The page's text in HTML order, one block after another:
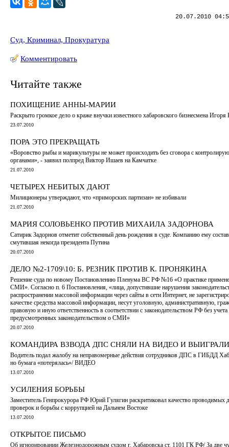
20.07.2010
Суд, Криминал, Прокуратура
Комментировать
Читайте также
ПОХИЩЕНИЕ АННЫ-МАРИИ
Раскрыто громкое дело о краже внучки известного хабаровского бизнесмена
23.07.2010
ПОРА ЭТО ПРЕКРАЩАТЬ
«Воровство рыбы и марикультуры не может происходить без сговора с
органами», - заявил полпред Виктор Ишаев на Камчатке
21.07.2010
ЧЕТЫРЕХ НЕБИТЫХ ДАЮТ
Милиционеры утверждают, что «приморских партизан» не избивали
21.07.2010
МАРИЯ СОЛОВЬЕНКО ПРОТИВ МИХАИЛА ЗАДОРНОВА
Сатирик Задорнов отметит собственный день рождения в суде. Компанию ему
смутившая некогда президента Путина
20.07.2010
ДЕЛО №2-1709\10: Б. РЕЗНИК ПРОТИВ К. ПРОНЯКИНА
Решение суда по новому Постановлению Пленума ВС РФ №16 «О практике
СМИ». Согласно п. 6 Постановления, «лица, допустившие нарушения
распространении массовой информации через сайты в сети Интернет, не
качестве средства массовой информации, несут уголовную, административную,
правовую и иную ответственность в соответствии с законодательством РФ без учета
предусмотренных законодательством о СМИ»
20.07.2010
КОМАНДИРА ВЗВОДА ДПС СНЯЛИ НА ВИДЕО И
Водитель подал жалобу на неправомерные действия сотрудников ДПС в ГИБДД
но бумага «потерялась»/ ВИДЕО
13.07.2010
УСИЛЕНИЯ БОРЬБЫ
Заместитель Генпрокурора РФ Юрий Гулягин раскритиковал качество проводимых
проверок и борьбы с коррупцией на Дальнем Востоке
13.07.2010
ОТКРЫТОЕ ПИСЬМО
Об игнорировании Железнодорожным судом г. Хабаровска ст. 1101 ГК РФ/ За две